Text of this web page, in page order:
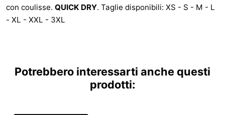
con coulisse. QUICK DRY. Taglie disponibili: XS - S - M - L
- XL - XXL - 3XL
Potrebbero interessarti anche questi
prodotti: